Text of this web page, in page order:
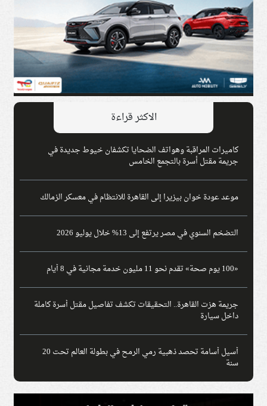
الاكثر قراءة
كاميرات المراقبة وهواتف الضحايا تكشفان خيوط جديدة في
جريمة مقتل أسرة بالتجمع الخامس
موعد عودة خوان بيزيرا إلى القاهرة للانتظام في معسكر الزمالك
التضخم السنوي في مصر يرتفع إلى 13% خلال يوليو 2026
«100 يوم صحة» تقدم نحو 11 مليون خدمة مجانية في 8 أيام
جريمة هزت القاهرة.. التحقيقات تكشف تفاصيل مقتل أسرة كاملة
داخل سيارة
أسيل أسامة تحصد ذهبية رمي الرمح في بطولة العالم تحت 20
سنة